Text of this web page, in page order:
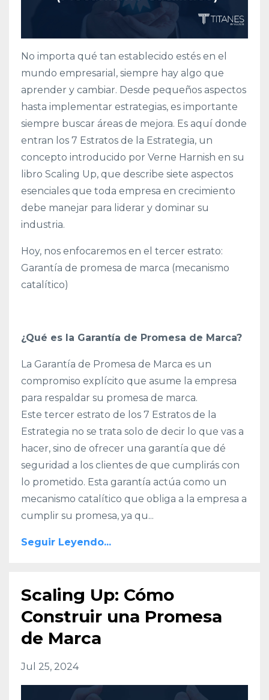
No importa qué tan establecido estés en el
mundo empresarial, siempre hay algo que
aprender y cambiar. Desde pequeños aspectos
hasta implementar estrategias, es importante
siempre buscar áreas de mejora. Es aquí donde
entran los 7 Estratos de la Estrategia, un
concepto introducido por Verne Harnish en su
libro Scaling Up, que describe siete aspectos
esenciales que toda empresa en crecimiento
debe manejar para liderar y dominar su
industria.
Hoy, nos enfocaremos en el tercer estrato:
Garantía de promesa de marca (mecanismo
catalítico)
¿Qué es la Garantía de Promesa de Marca?
La Garantía de Promesa de Marca es un
compromiso explícito que asume la empresa
para respaldar su promesa de marca.
Este tercer estrato de los 7 Estratos de la
Estrategia no se trata solo de decir lo que vas a
hacer, sino de ofrecer una garantía que dé
seguridad a los clientes de que cumplirás con
lo prometido. Esta garantía actúa como un
mecanismo catalítico que obliga a la empresa a
cumplir su promesa, ya qu...
Seguir Leyendo...
Scaling Up: Cómo
Construir una Promesa
de Marca
Jul 25, 2024